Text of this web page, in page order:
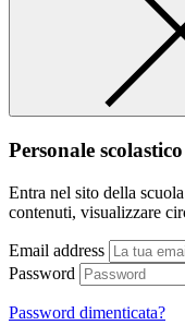
Personale scolastico
Entra nel sito della
contenuti, visualizzare
Email address
Password
Password dimenticata?